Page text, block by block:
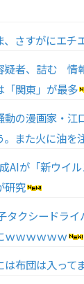
、さすがにエチ
疑者、詰む 情
関東」が最多
動の漫画家・
。また火に油を
AIが「新ウイ
研究
タクシードラ
ｗｗｗｗｗｗ
布団は入って